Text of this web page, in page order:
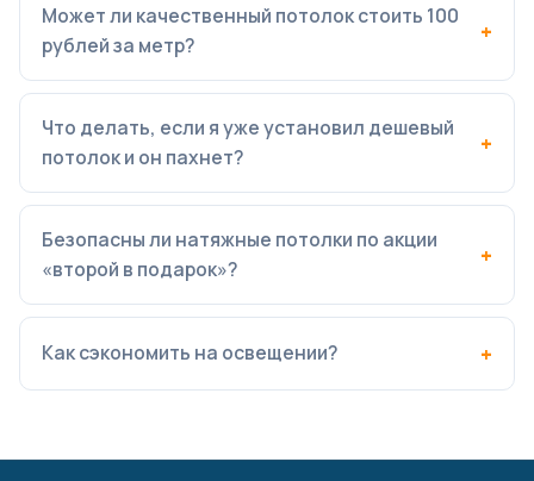
Может ли качественный потолок стоить 100
рублей за метр?
Что делать, если я уже установил дешевый
потолок и он пахнет?
Безопасны ли натяжные потолки по акции
«второй в подарок»?
Как сэкономить на освещении?